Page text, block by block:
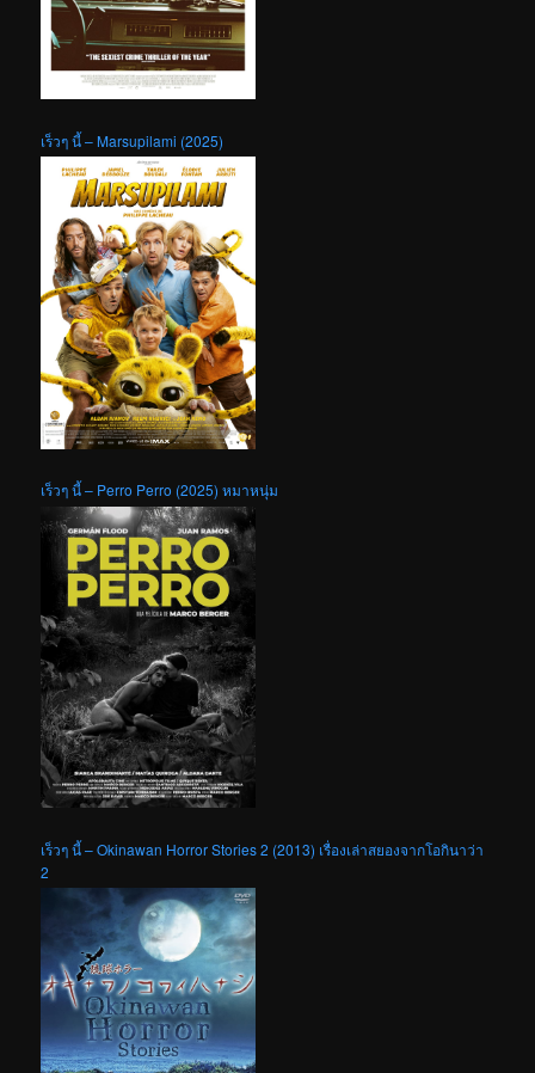
เร็วๆ นี้ – Marsupilami (2025)
เร็วๆ นี้ – Perro Perro (2025) หมาหนุ่ม
เร็วๆ นี้ – Okinawan Horror Stories 2 (2013) เรื่องเล่าสยองจากโอกินาว่า
2